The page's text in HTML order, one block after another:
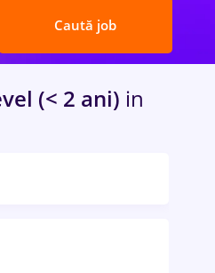
Caută job
(< 2 ani) in